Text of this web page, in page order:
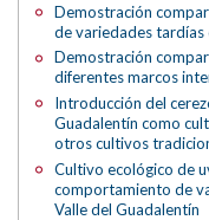
Demostración
de variedades
Demostración
diferentes marcos
Introducción del
Guadalentín como
otros cultivos
Cultivo ecológico de
comportamiento de
Valle del Guadalentín